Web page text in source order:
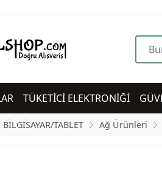
TÜKETİCİ ELEKTRONİĞİ
BİLGİSAYAR/TABLET Ağ Ürünleri